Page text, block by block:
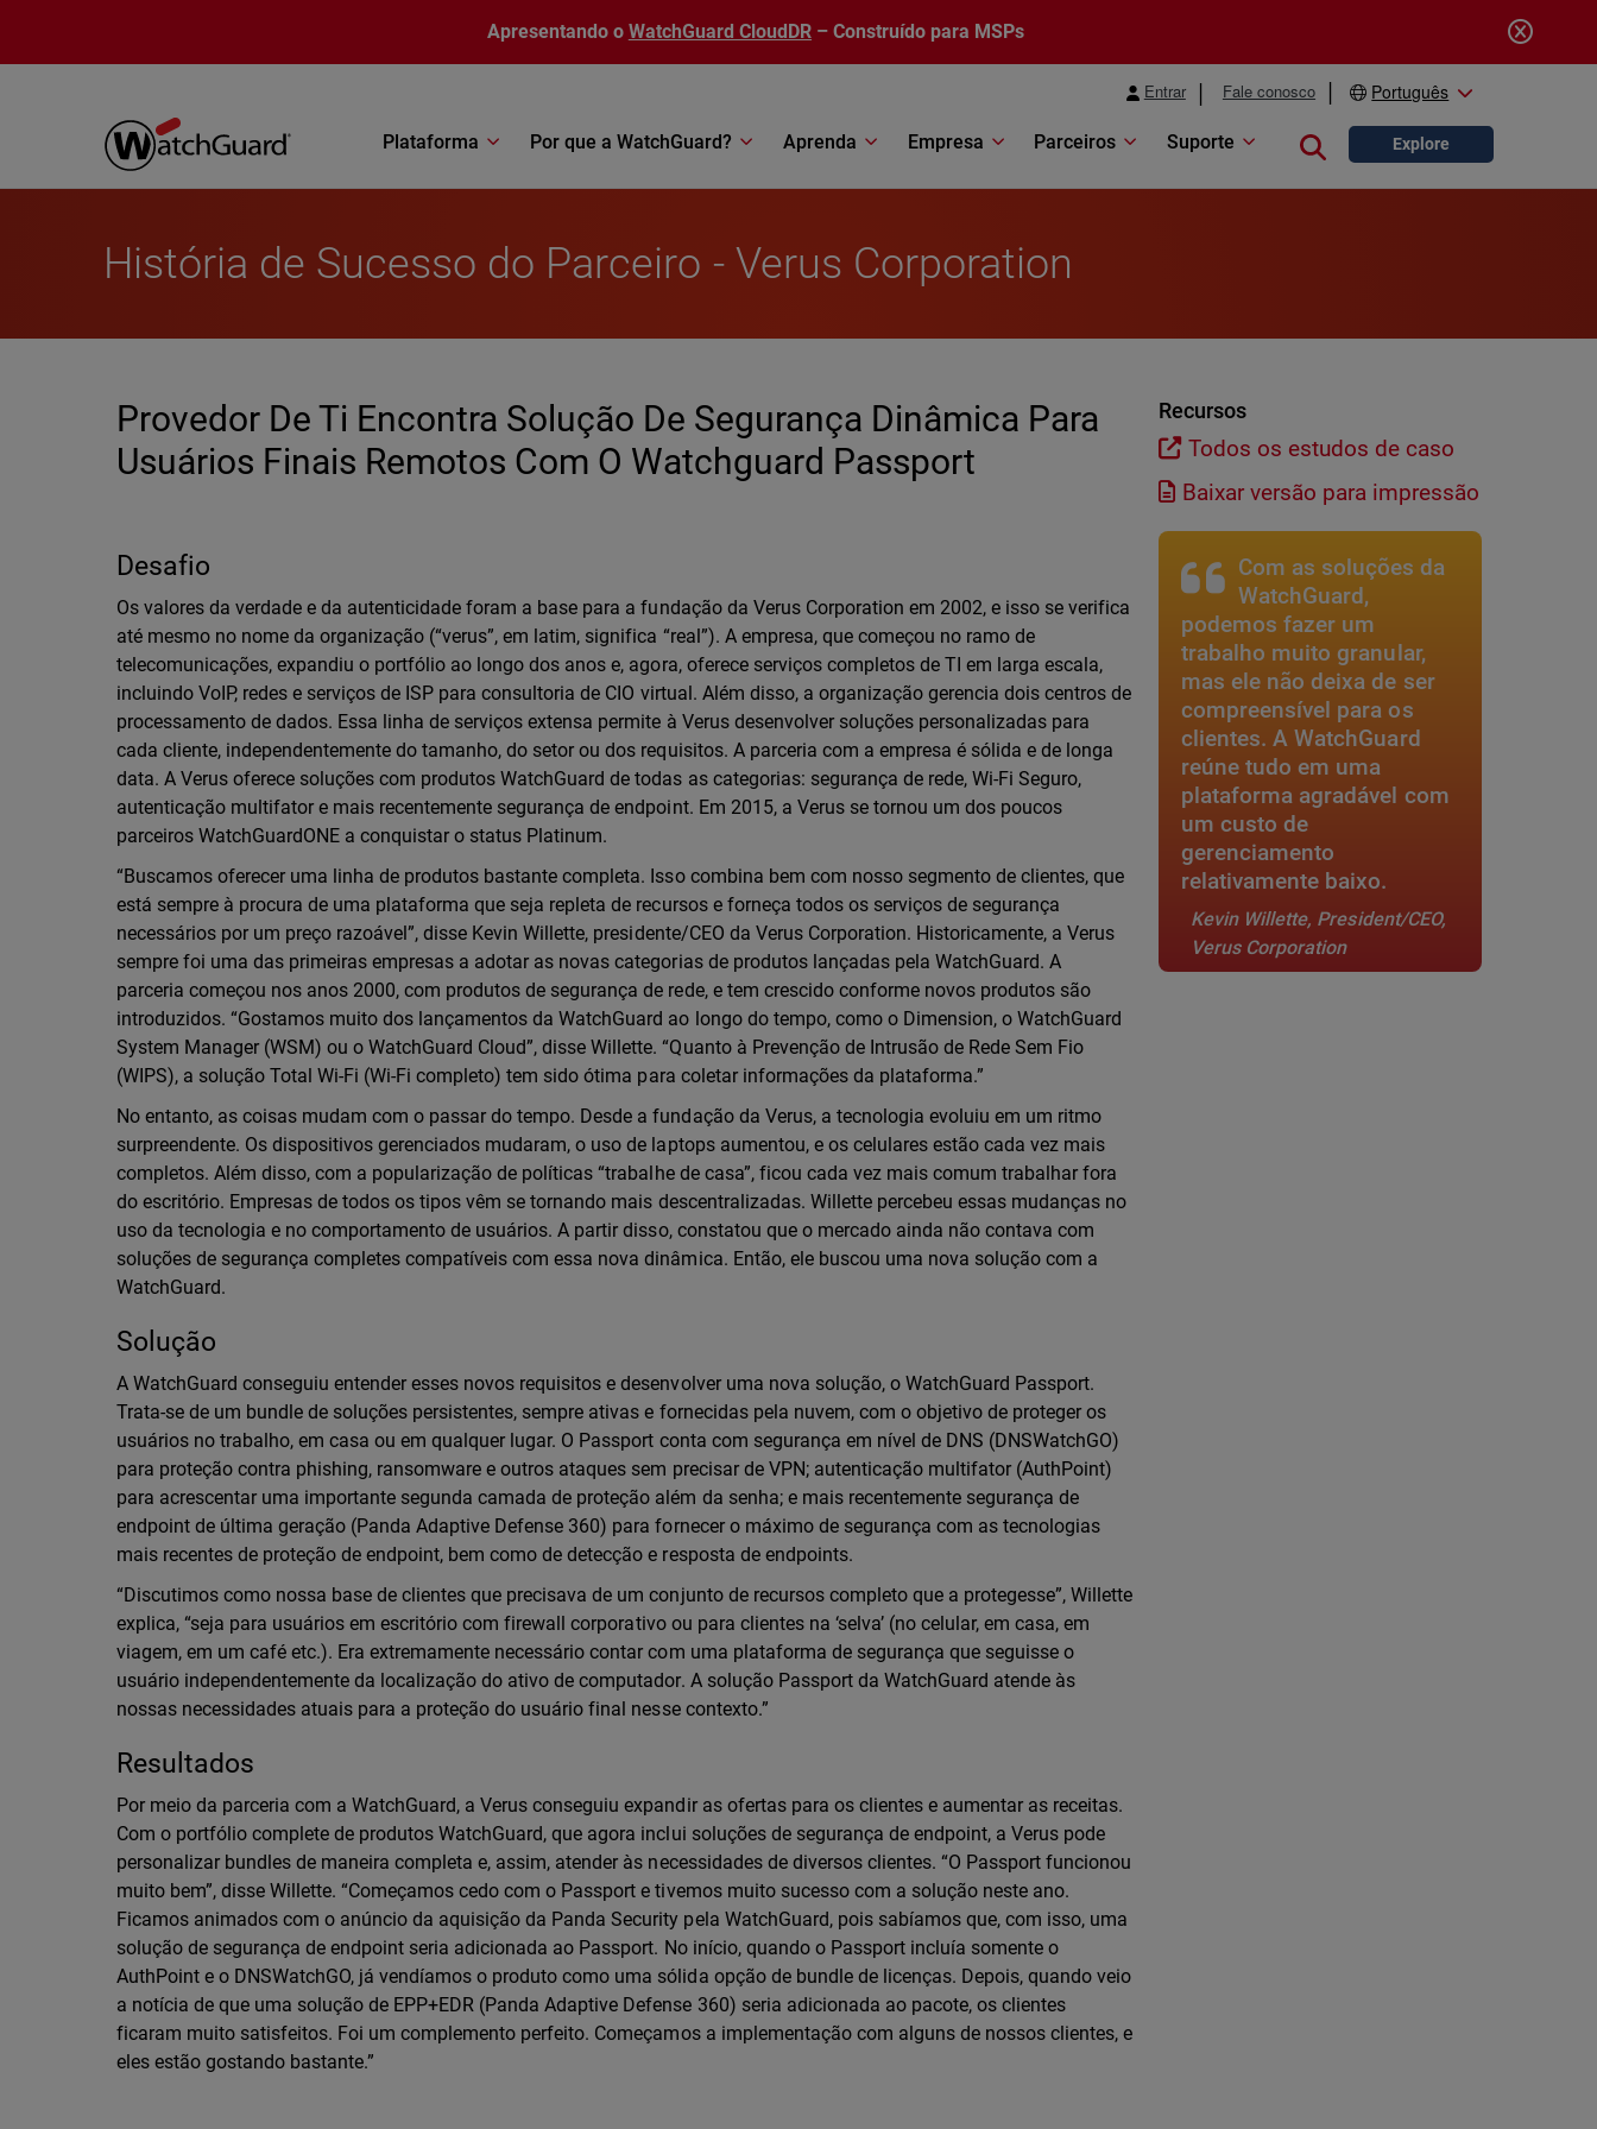
Apresentando o WatchGuard CloudDR – Construído para MSPs
Entrar Fale conosco Português
Plataforma Por que a WatchGuard? Aprenda Empresa Parceiros Suporte Close search
Explore
História de Sucesso do Parceiro - Verus Corporation
Provedor De Ti Encontra Solução De Segurança Dinâmica Para
Usuários Finais Remotos Com O Watchguard Passport
Desafio
Os valores da verdade e da autenticidade foram a base para a fundação da Verus Corporation em 2002, e isso se verifica
até mesmo no nome da organização (“verus”, em latim, significa “real”). A empresa, que começou no ramo de
telecomunicações, expandiu o portfólio ao longo dos anos e, agora, oferece serviços completos de TI em larga escala,
incluindo VoIP, redes e serviços de ISP para consultoria de CIO virtual. Além disso, a organização gerencia dois centros de
processamento de dados. Essa linha de serviços extensa permite à Verus desenvolver soluções personalizadas para
cada cliente, independentemente do tamanho, do setor ou dos requisitos. A parceria com a empresa é sólida e de longa
data. A Verus oferece soluções com produtos WatchGuard de todas as categorias: segurança de rede, Wi-Fi Seguro,
autenticação multifator e mais recentemente segurança de endpoint. Em 2015, a Verus se tornou um dos poucos
parceiros WatchGuardONE a conquistar o status Platinum.
“Buscamos oferecer uma linha de produtos bastante completa. Isso combina bem com nosso segmento de clientes, que
está sempre à procura de uma plataforma que seja repleta de recursos e forneça todos os serviços de segurança
necessários por um preço razoável”, disse Kevin Willette, presidente/CEO da Verus Corporation. Historicamente, a Verus
sempre foi uma das primeiras empresas a adotar as novas categorias de produtos lançadas pela WatchGuard. A
parceria começou nos anos 2000, com produtos de segurança de rede, e tem crescido conforme novos produtos são
introduzidos. “Gostamos muito dos lançamentos da WatchGuard ao longo do tempo, como o Dimension, o WatchGuard
System Manager (WSM) ou o WatchGuard Cloud”, disse Willette. “Quanto à Prevenção de Intrusão de Rede Sem Fio
(WIPS), a solução Total Wi-Fi (Wi-Fi completo) tem sido ótima para coletar informações da plataforma.”
No entanto, as coisas mudam com o passar do tempo. Desde a fundação da Verus, a tecnologia evoluiu em um ritmo
surpreendente. Os dispositivos gerenciados mudaram, o uso de laptops aumentou, e os celulares estão cada vez mais
completos. Além disso, com a popularização de políticas “trabalhe de casa”, ficou cada vez mais comum trabalhar fora
do escritório. Empresas de todos os tipos vêm se tornando mais descentralizadas. Willette percebeu essas mudanças no
uso da tecnologia e no comportamento de usuários. A partir disso, constatou que o mercado ainda não contava com
soluções de segurança completes compatíveis com essa nova dinâmica. Então, ele buscou uma nova solução com a
WatchGuard.
Solução
A WatchGuard conseguiu entender esses novos requisitos e desenvolver uma nova solução, o WatchGuard Passport.
Trata-se de um bundle de soluções persistentes, sempre ativas e fornecidas pela nuvem, com o objetivo de proteger os
usuários no trabalho, em casa ou em qualquer lugar. O Passport conta com segurança em nível de DNS (DNSWatchGO)
para proteção contra phishing, ransomware e outros ataques sem precisar de VPN; autenticação multifator (AuthPoint)
para acrescentar uma importante segunda camada de proteção além da senha; e mais recentemente segurança de
endpoint de última geração (Panda Adaptive Defense 360) para fornecer o máximo de segurança com as tecnologias
mais recentes de proteção de endpoint, bem como de detecção e resposta de endpoints.
“Discutimos como nossa base de clientes que precisava de um conjunto de recursos completo que a protegesse”, Willette
explica, “seja para usuários em escritório com firewall corporativo ou para clientes na ‘selva’ (no celular, em casa, em
viagem, em um café etc.). Era extremamente necessário contar com uma plataforma de segurança que seguisse o
usuário independentemente da localização do ativo de computador. A solução Passport da WatchGuard atende às
nossas necessidades atuais para a proteção do usuário final nesse contexto.”
Resultados
Por meio da parceria com a WatchGuard, a Verus conseguiu expandir as ofertas para os clientes e aumentar as receitas.
Com o portfólio complete de produtos WatchGuard, que agora inclui soluções de segurança de endpoint, a Verus pode
personalizar bundles de maneira completa e, assim, atender às necessidades de diversos clientes. “O Passport funcionou
muito bem”, disse Willette. “Começamos cedo com o Passport e tivemos muito sucesso com a solução neste ano.
Ficamos animados com o anúncio da aquisição da Panda Security pela WatchGuard, pois sabíamos que, com isso, uma
solução de segurança de endpoint seria adicionada ao Passport. No início, quando o Passport incluía somente o
AuthPoint e o DNSWatchGO, já vendíamos o produto como uma sólida opção de bundle de licenças. Depois, quando veio
a notícia de que uma solução de EPP+EDR (Panda Adaptive Defense 360) seria adicionada ao pacote, os clientes
ficaram muito satisfeitos. Foi um complemento perfeito. Começamos a implementação com alguns de nossos clientes, e
eles estão gostando bastante.”
Recursos
Todos os estudos de caso
Baixar versão para impressão
Com as soluções da
WatchGuard,
podemos fazer um
trabalho muito granular,
mas ele não deixa de ser
compreensível para os
clientes. A WatchGuard
reúne tudo em uma
plataforma agradável com
um custo de
gerenciamento
relativamente baixo.
Kevin Willette, President/CEO,
Verus Corporation